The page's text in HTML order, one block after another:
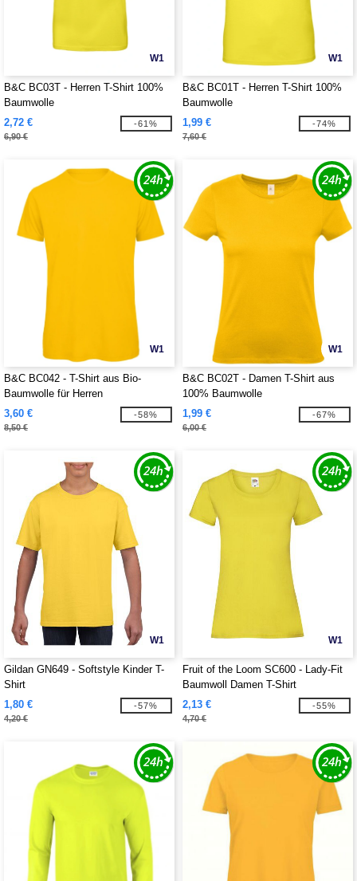
W1
B&C BC03T - Herren T-Shirt 100%
Baumwolle
2,72 €
6,90 €
-61%
W1
B&C BC01T - Herren T-Shirt 100%
Baumwolle
1,99 €
7,60 €
-74%
W1
B&C BC042 - T-Shirt aus Bio-
Baumwolle für Herren
3,60 €
8,50 €
-58%
W1
B&C BC02T - Damen T-Shirt aus
100% Baumwolle
1,99 €
6,00 €
-67%
W1
Gildan GN649 - Softstyle Kinder T-
Shirt
1,80 €
4,20 €
-57%
W1
Fruit of the Loom SC600 - Lady-Fit
Baumwoll Damen T-Shirt
2,13 €
4,70 €
-55%